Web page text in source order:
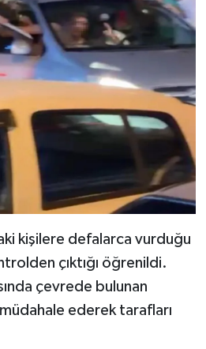
kişilere defalarca vurduğu
çıktığı öğrenildi.
çevrede bulunan
ederek tarafları